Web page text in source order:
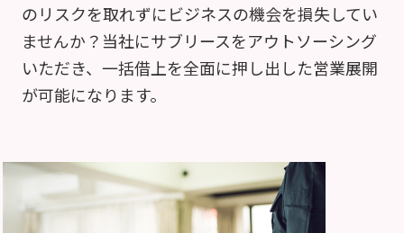
のリスクを取れずにビジネスの機会を損失してい
ませんか？当社にサブリースをアウトソーシング
いただき、一括借上を全面に押し出した営業展開
が可能になります。